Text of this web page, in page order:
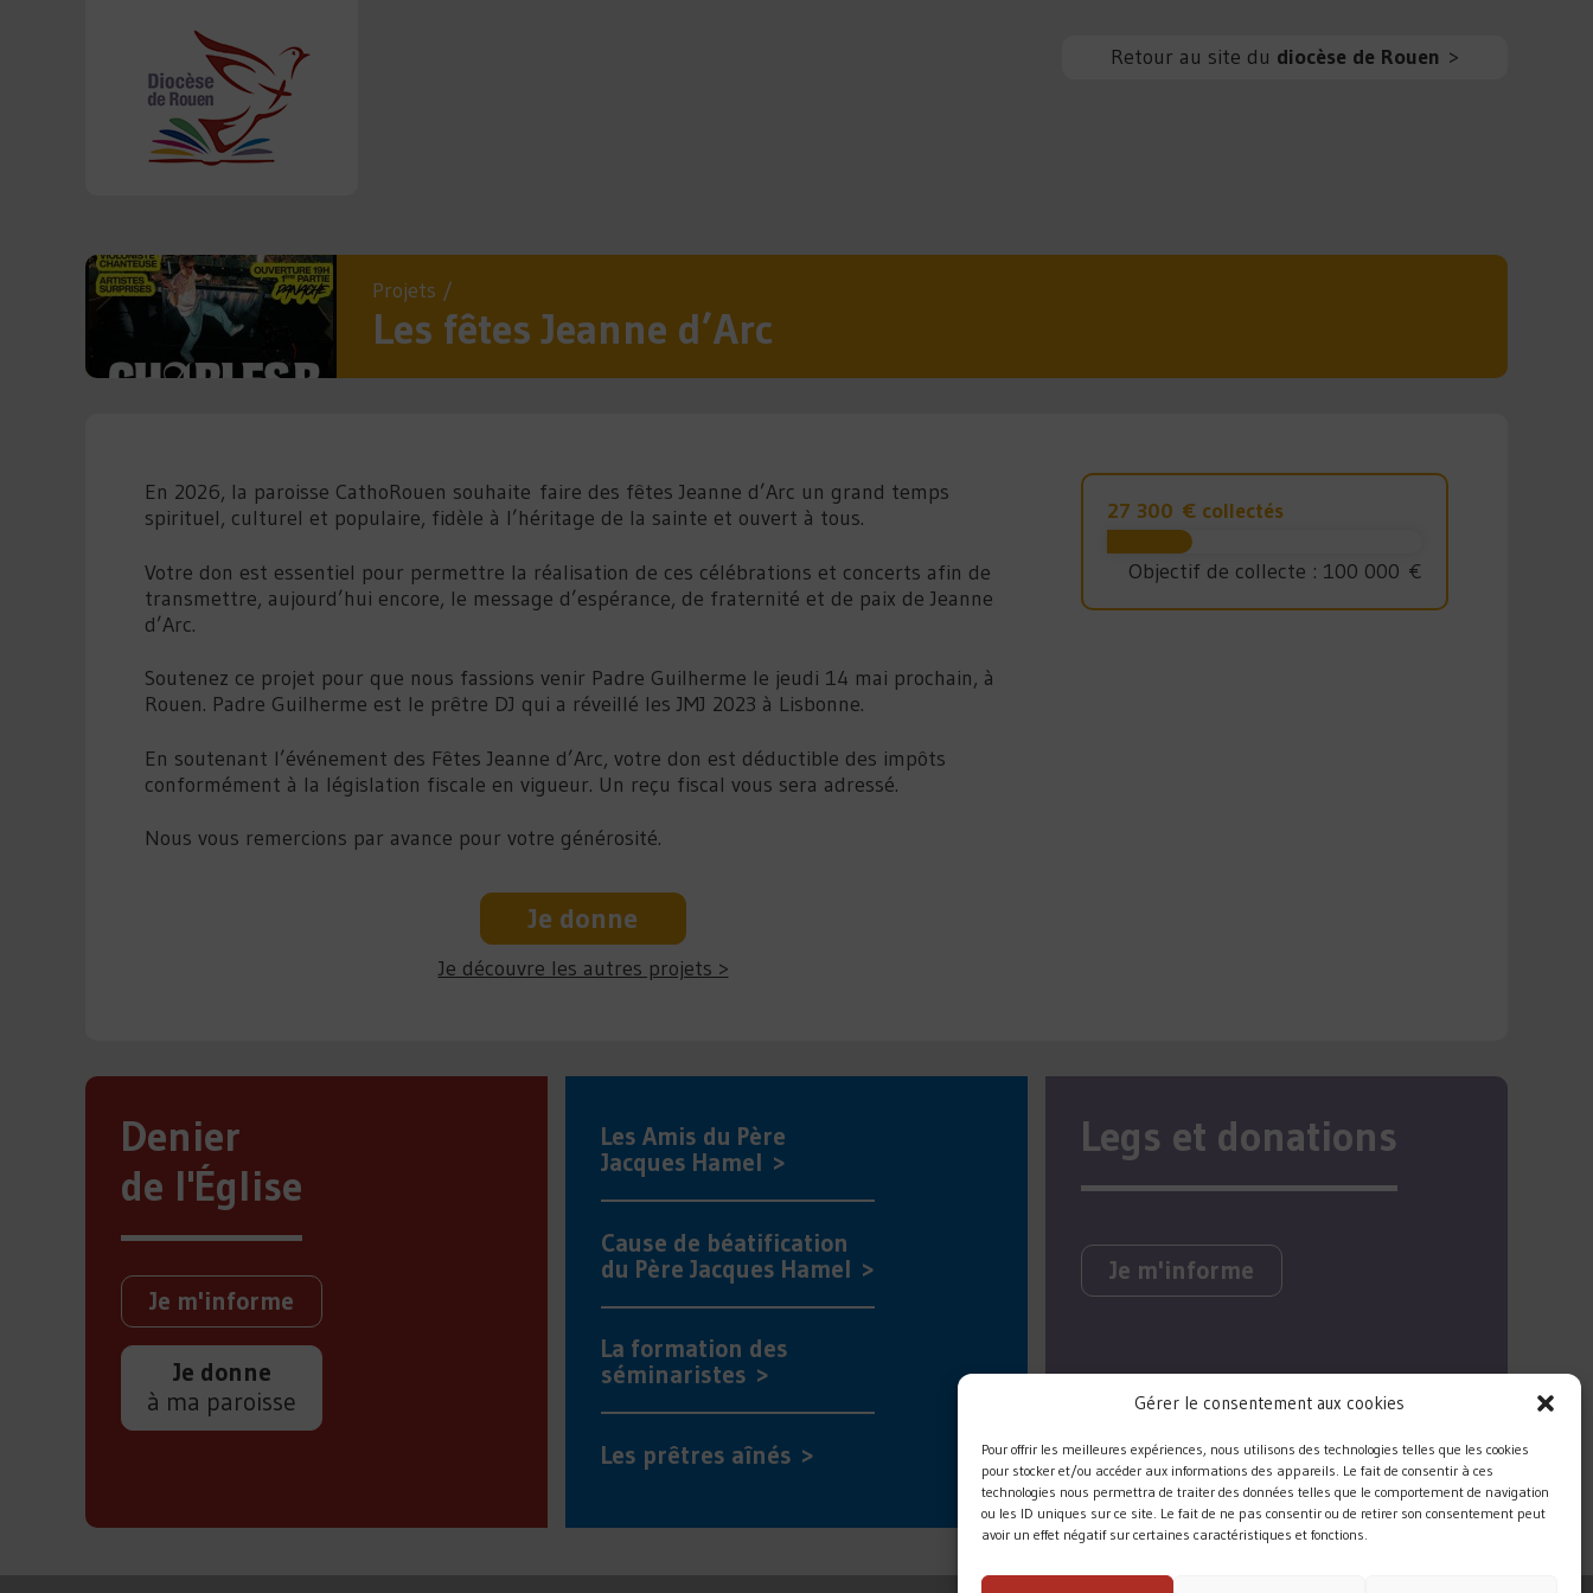
Gérer le consentement aux cookies
Pour offrir les meilleures expériences, nous utilisons des technologies telles que les cookies
pour stocker et/ou accéder aux informations des appareils. Le fait de consentir à ces
technologies nous permettra de traiter des données telles que le comportement de navigation
ou les ID uniques sur ce site. Le fait de ne pas consentir ou de retirer son consentement peut
avoir un effet négatif sur certaines caractéristiques et fonctions.
Retour au site du diocèse de Rouen >
Projets /
Les fêtes Jeanne d’Arc
En 2026, la paroisse CathoRouen souhaite faire des fêtes Jeanne d’Arc un grand temps
spirituel, culturel et populaire, fidèle à l’héritage de la sainte et ouvert à tous.
Votre don est essentiel pour permettre la réalisation de ces célébrations et concerts afin de
transmettre, aujourd’hui encore, le message d’espérance, de fraternité et de paix de Jeanne
d’Arc.
Soutenez ce projet pour que nous fassions venir Padre Guilherme le jeudi 14 mai prochain, à
Rouen. Padre Guilherme est le prêtre DJ qui a réveillé les JMJ 2023 à Lisbonne.
En soutenant l’événement des Fêtes Jeanne d’Arc, votre don est déductible des impôts
conformément à la législation fiscale en vigueur. Un reçu fiscal vous sera adressé.
Nous vous remercions par avance pour votre générosité.
Je donne
Je découvre les autres projets >
27 300 € collectés
Objectif de collecte : 100 000 €
Denier
de l'Église
Je m'informe
Je donne
à ma paroisse
Les Amis du Père
Jacques Hamel >
Cause de béatification
du Père Jacques Hamel >
La formation des
séminaristes >
Les prêtres aînés >
Legs et donations
Je m'informe